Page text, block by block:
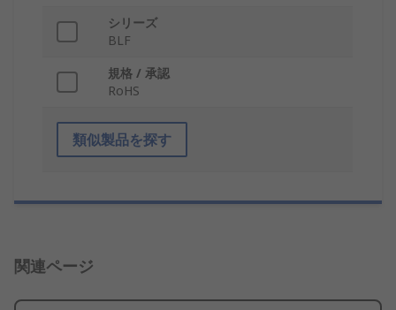
シリーズ
BLF
規格 / 承認
RoHS
類似製品を探す
関連ページ